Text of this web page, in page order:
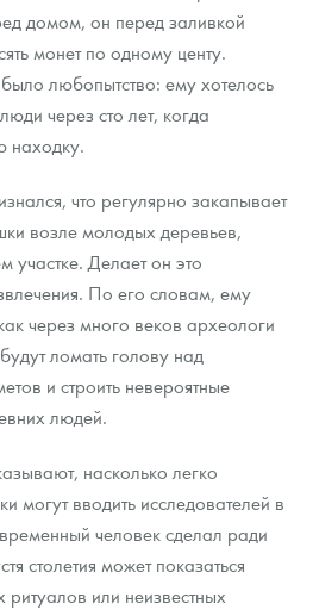
домом, он перед заливкой
монет по одному центу.
любопытство: ему хотелось
через сто лет, когда
находку.
что регулярно закапывает
возле молодых деревьев,
участке. Делает он это
По его словам, ему
через много веков археологи
ломать голову над
и строить невероятные
людей.
насколько легко
могут вводить исследователей в
человек сделал ради
столетия может показаться
ритуалов или неизвестных